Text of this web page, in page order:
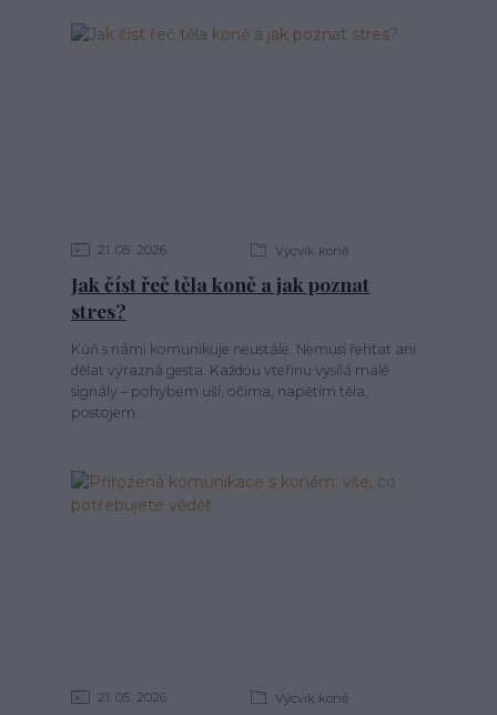
21 05 2026 Výcvik koně
Jak číst řeč těla koně a jak poznat
stres?
Kůň s námi komunikuje neustále. Nemusí řehtat ani
dělat výrazná gesta. Každou vteřinu vysílá malé
signály – pohybem uší, očima, napětím těla,
postojem...
21 05 2026 Výcvik koně